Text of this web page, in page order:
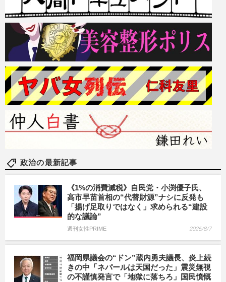
政治の最新記事
《1%の消費減税》自民党・小渕優子氏、
高市早苗首相の“代替財源”ナシに反発も
「揚げ足取りではなく」求められる“建設
的な議論”
週刊女性PRIME 2026/8/7
福岡県議会の“ドン”蔵内勇夫議長、炎上続
きの中「ネパールは天国だった」震災無視
の不謹慎発言で「地獄に落ちろ」国民憤慨